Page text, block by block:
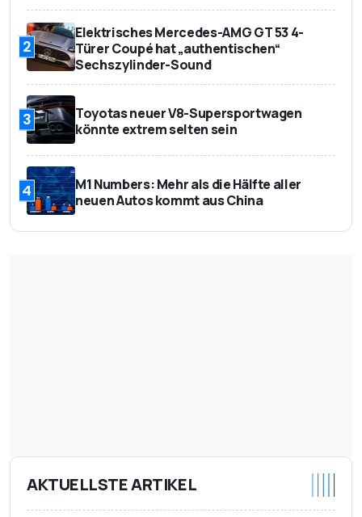
2
Elektrisches Mercedes-AMG GT 53 4-
Türer Coupé hat „authentischen“
Sechszylinder-Sound
3
Toyotas neuer V8-Supersportwagen
könnte extrem selten sein
4
M1 Numbers: Mehr als die Hälfte aller
neuen Autos kommt aus China
AKTUELLSTE ARTIKEL